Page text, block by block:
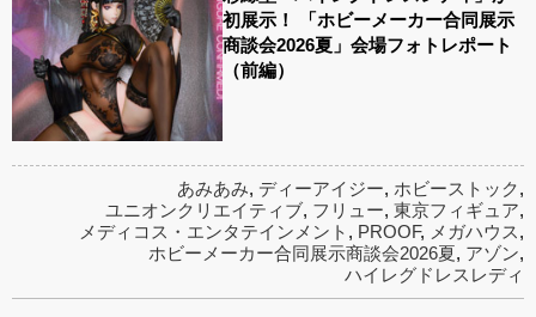
初展示！ 「ホビーメーカー合同展示
商談会2026夏」会場フォトレポート
（前編）
あみあみ, ディーアイジー, ホビーストック,
ユニオンクリエイティブ, フリュー, 東京フィギュア,
メディコス・エンタテインメント , PROOF, メガハウス,
ホビーメーカー合同展示商談会2026夏, アゾン,
ハイレグドレスレディ